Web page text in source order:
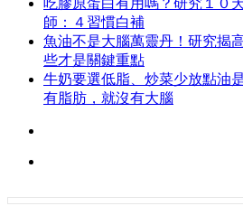
師：４習慣白補
魚油不是大腦萬靈丹！研究揭
些才是關鍵重點
牛奶要選低脂、炒菜少放點油
有脂肪，就沒有大腦